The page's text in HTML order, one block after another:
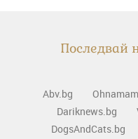
Последвай
Abv.bg
Dariknews.bg
DogsAndCats.bg